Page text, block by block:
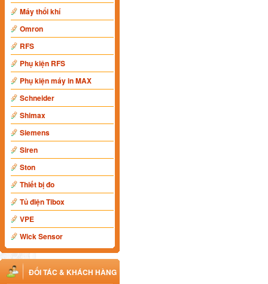
Máy thổi khí
Omron
RFS
Phụ kiện RFS
Phụ kiện máy in MAX
Schneider
Shimax
Siemens
Siren
Ston
Thiết bị đo
Tủ điện Tibox
VPE
Wick Sensor
ĐỐI TÁC & KHÁCH HÀNG